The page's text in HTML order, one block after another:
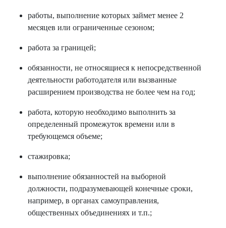
работы, выполнение которых займет менее 2
месяцев или ограниченные сезоном;
работа за границей;
обязанности, не относящиеся к непосредственной
деятельности работодателя или вызванные
расширением производства не более чем на год;
работа, которую необходимо выполнить за
определенный промежуток времени или в
требующемся объеме;
стажировка;
выполнение обязанностей на выборной
должности, подразумевающей конечные сроки,
например, в органах самоуправления,
общественных объединениях и т.п.;